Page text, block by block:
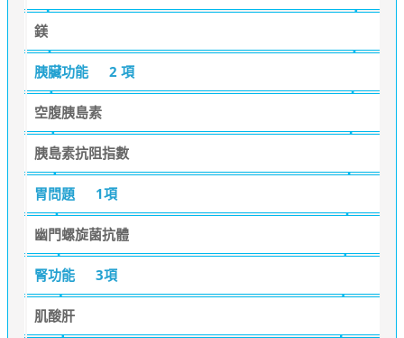
鎂
胰臟功能 2 項
空腹胰島素
胰島素抗阻指數
胃問題 1項
幽門螺旋菌抗體
腎功能 3項
肌酸肝